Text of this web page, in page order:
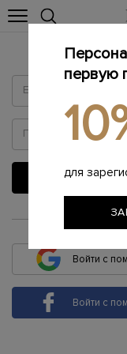
Войти с
Войти с
первую
для